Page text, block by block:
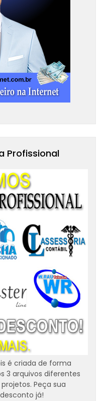
Profissional
é criada de forma
3 arquivos diferentes
Peça sua
já!